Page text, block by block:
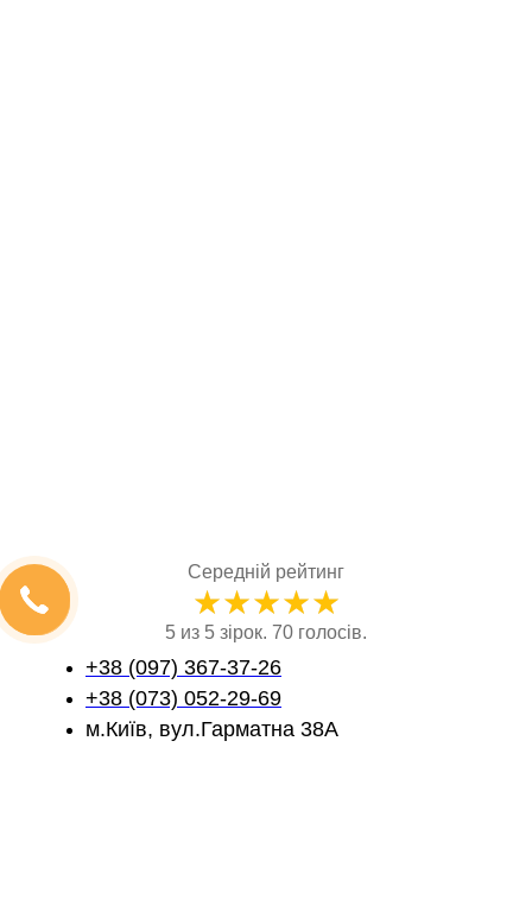
Середній рейтинг
★★★★★
5 из 5 зірок. 70 голосів.
+38 (097) 367-37-26
+38 (073) 052-29-69
м.Київ, вул.Гарматна 38А